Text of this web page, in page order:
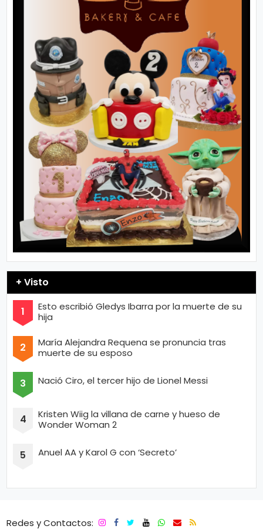
+ Visto
Esto escribió Gledys Ibarra por la muerte de su
hija
María Alejandra Requena se pronuncia tras
muerte de su esposo
Nació Ciro, el tercer hijo de Lionel Messi
Kristen Wiig la villana de carne y hueso de
Wonder Woman 2
Anuel AA y Karol G con ‘Secreto’
Redes y Contactos: